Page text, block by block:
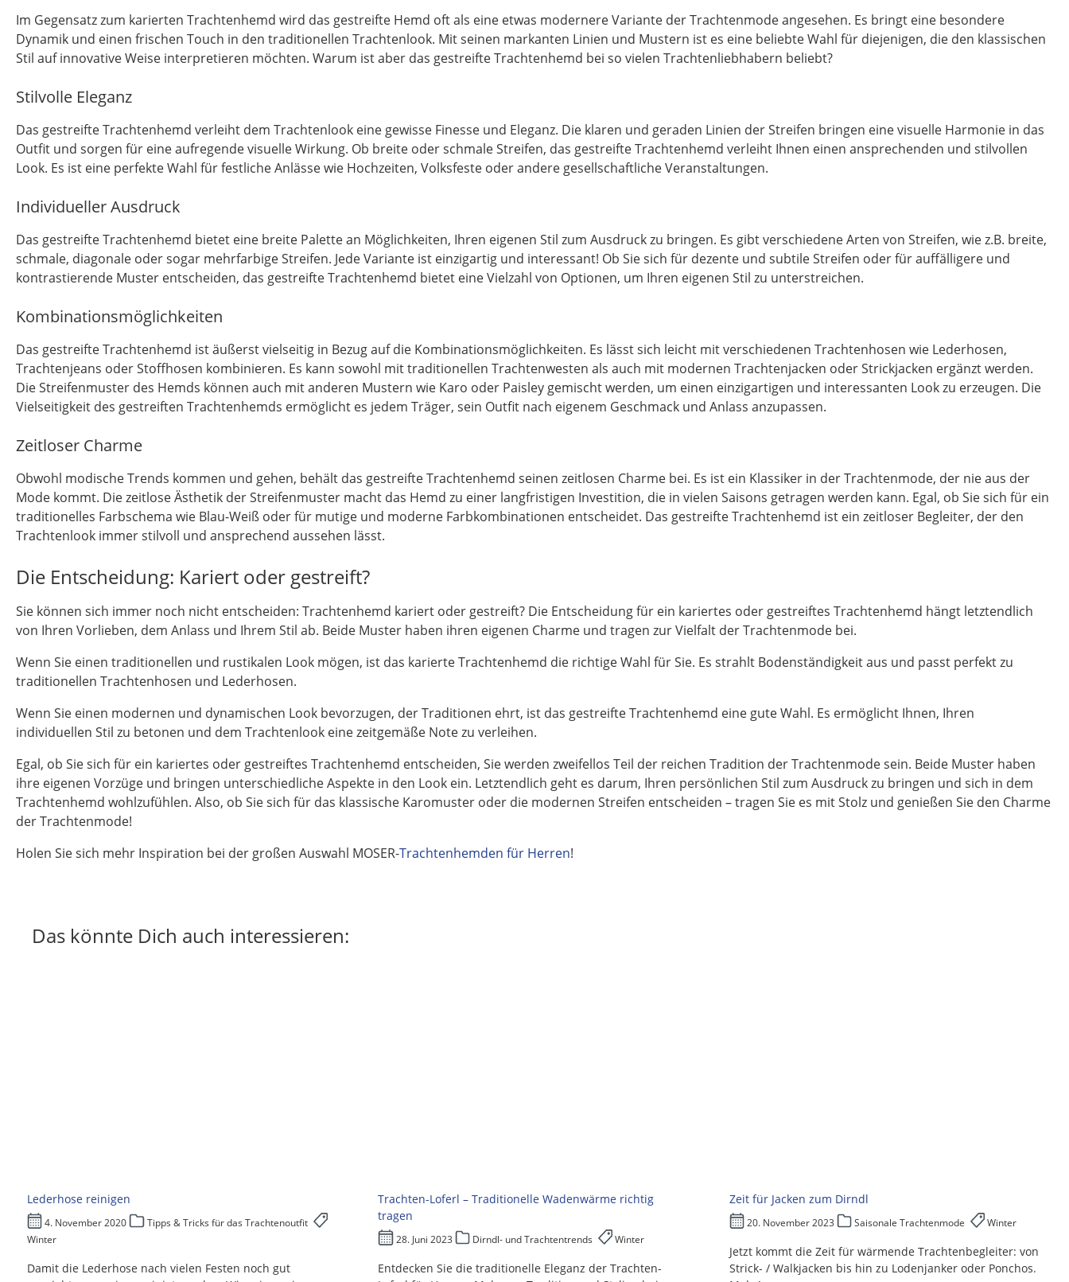
Im Gegensatz zum karierten Trachtenhemd wird das gestreifte Hemd oft als eine etwas modernere Variante der Trachtenmode angesehen. Es bringt eine besondere
Dynamik und einen frischen Touch in den traditionellen Trachtenlook. Mit seinen markanten Linien und Mustern ist es eine beliebte Wahl für diejenigen, die den klassischen
Stil auf innovative Weise interpretieren möchten. Warum ist aber das gestreifte Trachtenhemd bei so vielen Trachtenliebhabern beliebt?
Stilvolle Eleganz
Das gestreifte Trachtenhemd verleiht dem Trachtenlook eine gewisse Finesse und Eleganz. Die klaren und geraden Linien der Streifen bringen eine visuelle Harmonie in das
Outfit und sorgen für eine aufregende visuelle Wirkung. Ob breite oder schmale Streifen, das gestreifte Trachtenhemd verleiht Ihnen einen ansprechenden und stilvollen
Look. Es ist eine perfekte Wahl für festliche Anlässe wie Hochzeiten, Volksfeste oder andere gesellschaftliche Veranstaltungen.
Individueller Ausdruck
Das gestreifte Trachtenhemd bietet eine breite Palette an Möglichkeiten, Ihren eigenen Stil zum Ausdruck zu bringen. Es gibt verschiedene Arten von Streifen, wie z.B. breite,
schmale, diagonale oder sogar mehrfarbige Streifen. Jede Variante ist einzigartig und interessant! Ob Sie sich für dezente und subtile Streifen oder für auffälligere und
kontrastierende Muster entscheiden, das gestreifte Trachtenhemd bietet eine Vielzahl von Optionen, um Ihren eigenen Stil zu unterstreichen.
Kombinationsmöglichkeiten
Das gestreifte Trachtenhemd ist äußerst vielseitig in Bezug auf die Kombinationsmöglichkeiten. Es lässt sich leicht mit verschiedenen Trachtenhosen wie Lederhosen,
Trachtenjeans oder Stoffhosen kombinieren. Es kann sowohl mit traditionellen Trachtenwesten als auch mit modernen Trachtenjacken oder Strickjacken ergänzt werden.
Die Streifenmuster des Hemds können auch mit anderen Mustern wie Karo oder Paisley gemischt werden, um einen einzigartigen und interessanten Look zu erzeugen. Die
Vielseitigkeit des gestreiften Trachtenhemds ermöglicht es jedem Träger, sein Outfit nach eigenem Geschmack und Anlass anzupassen.
Zeitloser Charme
Obwohl modische Trends kommen und gehen, behält das gestreifte Trachtenhemd seinen zeitlosen Charme bei. Es ist ein Klassiker in der Trachtenmode, der nie aus der
Mode kommt. Die zeitlose Ästhetik der Streifenmuster macht das Hemd zu einer langfristigen Investition, die in vielen Saisons getragen werden kann. Egal, ob Sie sich für ein
traditionelles Farbschema wie Blau-Weiß oder für mutige und moderne Farbkombinationen entscheidet. Das gestreifte Trachtenhemd ist ein zeitloser Begleiter, der den
Trachtenlook immer stilvoll und ansprechend aussehen lässt.
Die Entscheidung: Kariert oder gestreift?
Sie können sich immer noch nicht entscheiden: Trachtenhemd kariert oder gestreift? Die Entscheidung für ein kariertes oder gestreiftes Trachtenhemd hängt letztendlich
von Ihren Vorlieben, dem Anlass und Ihrem Stil ab. Beide Muster haben ihren eigenen Charme und tragen zur Vielfalt der Trachtenmode bei.
Wenn Sie einen traditionellen und rustikalen Look mögen, ist das karierte Trachtenhemd die richtige Wahl für Sie. Es strahlt Bodenständigkeit aus und passt perfekt zu
traditionellen Trachtenhosen und Lederhosen.
Wenn Sie einen modernen und dynamischen Look bevorzugen, der Traditionen ehrt, ist das gestreifte Trachtenhemd eine gute Wahl. Es ermöglicht Ihnen, Ihren
individuellen Stil zu betonen und dem Trachtenlook eine zeitgemäße Note zu verleihen.
Egal, ob Sie sich für ein kariertes oder gestreiftes Trachtenhemd entscheiden, Sie werden zweifellos Teil der reichen Tradition der Trachtenmode sein. Beide Muster haben
ihre eigenen Vorzüge und bringen unterschiedliche Aspekte in den Look ein. Letztendlich geht es darum, Ihren persönlichen Stil zum Ausdruck zu bringen und sich in dem
Trachtenhemd wohlzufühlen. Also, ob Sie sich für das klassische Karomuster oder die modernen Streifen entscheiden – tragen Sie es mit Stolz und genießen Sie den Charme
der Trachtenmode!
Holen Sie sich mehr Inspiration bei der großen Auswahl MOSER-Trachtenhemden für Herren!
Das könnte Dich auch interessieren:
Lederhose reinigen
4. November 2020
Tipps & Tricks für das Trachtenoutfit
Winter
Damit die Lederhose nach vielen Festen noch gut
Trachten-Loferl – Traditionelle Wadenwärme richtig
tragen
28. Juni 2023 Dirndl- und Trachtentrends Winter
Entdecken Sie die traditionelle Eleganz der Trachten-
Zeit für Jacken zum Dirndl
20. November 2023 Saisonale Trachtenmode Winter
Jetzt kommt die Zeit für wärmende Trachtenbegleiter: von
Strick- / Walkjacken bis hin zu Lodenjanker oder Ponchos.